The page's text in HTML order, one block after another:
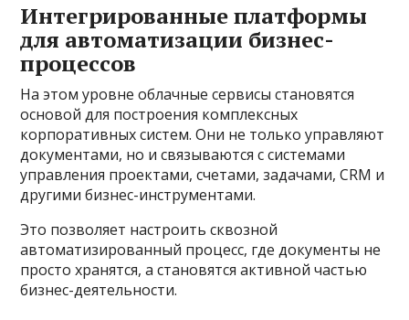
Интегрированные платформы
для автоматизации бизнес-
процессов
На этом уровне облачные сервисы становятся
основой для построения комплексных
корпоративных систем. Они не только управляют
документами, но и связываются с системами
управления проектами, счетами, задачами, CRM и
другими бизнес-инструментами.
Это позволяет настроить сквозной
автоматизированный процесс, где документы не
просто хранятся, а становятся активной частью
бизнес-деятельности.